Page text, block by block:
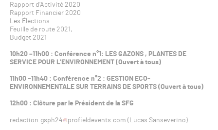
Rapport d’Activité 2020
Rapport Financier 2020
Les Élections
Feuille de route 2021,
Budget 2021
10h20 –11h00 : Conférence n°1: LES GAZONS , PLANTES DE
SERVICE POUR L’ENVIRONNEMENT (Ouvert à tous)
11h00 –11h40 : Conférence n°2 : GESTION ECO-
ENVIRONNEMENTALE SUR TERRAINS DE SPORTS (Ouvert à tous)
12h00 : Clôture par le Président de la SFG
redaction.gsph24 profieldevents.com (Lucas Sanseverino)